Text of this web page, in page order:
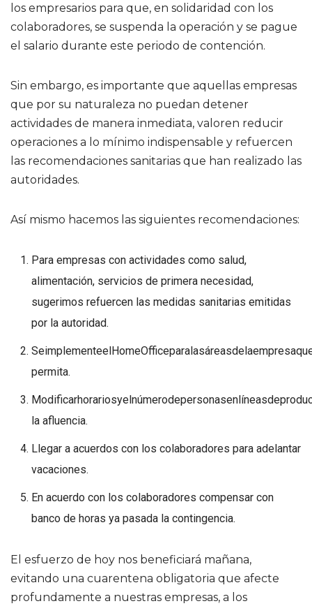
los empresarios para que, en solidaridad con los
colaboradores, se suspenda la operación y se pague
el salario durante este periodo de contención.
Sin embargo, es importante que aquellas empresas
que por su naturaleza no puedan detener
actividades de manera inmediata, valoren reducir
operaciones a lo mínimo indispensable y refuercen
las recomendaciones sanitarias que han realizado las
autoridades.
Así mismo hacemos las siguientes recomendaciones:
Para empresas con actividades como salud,
alimentación, servicios de primera necesidad,
sugerimos refuercen las medidas sanitarias emitidas
por la autoridad.
permita.
la afluencia.
Llegar a acuerdos con los colaboradores para adelantar
vacaciones.
En acuerdo con los colaboradores compensar con
banco de horas ya pasada la contingencia.
El esfuerzo de hoy nos beneficiará mañana,
evitando una cuarentena obligatoria que afecte
profundamente a nuestras empresas, a los